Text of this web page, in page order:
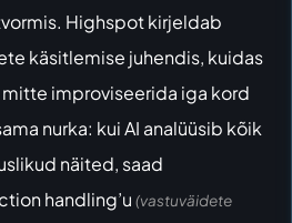
Highspotkirjeldab
käsitlemise juhendis, kuidas
improviseerida iga kord
nurka: kui AI analüüsib kõik
näited, saad
handling’u (vastuväidete